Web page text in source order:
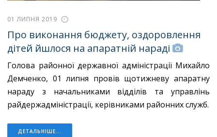
01 ЛИПНЯ 2019
Про виконання бюджету, оздоровлення
дітей йшлося на апаратній нараді
Голова районної державної адміністрації Михайло
Демченко, 01 липня провів щотижневу апаратну
нараду з начальниками відділів та управлінь
райдержадміністрації, керівниками районних служб.
ДЕТАЛЬНІШЕ...